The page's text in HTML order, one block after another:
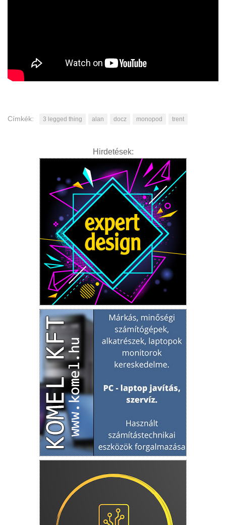
Címkék: 3 legged thing alan docz monopod trent
Hirdetések: